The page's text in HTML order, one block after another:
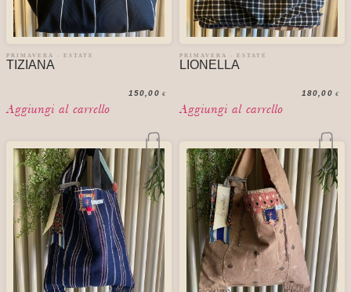
PRIMAVERA - ESTATE
TIZIANA
150,00 €
Aggiungi al carrello
PRIMAVERA - ESTATE
LIONELLA
180,00 €
Aggiungi al carrello